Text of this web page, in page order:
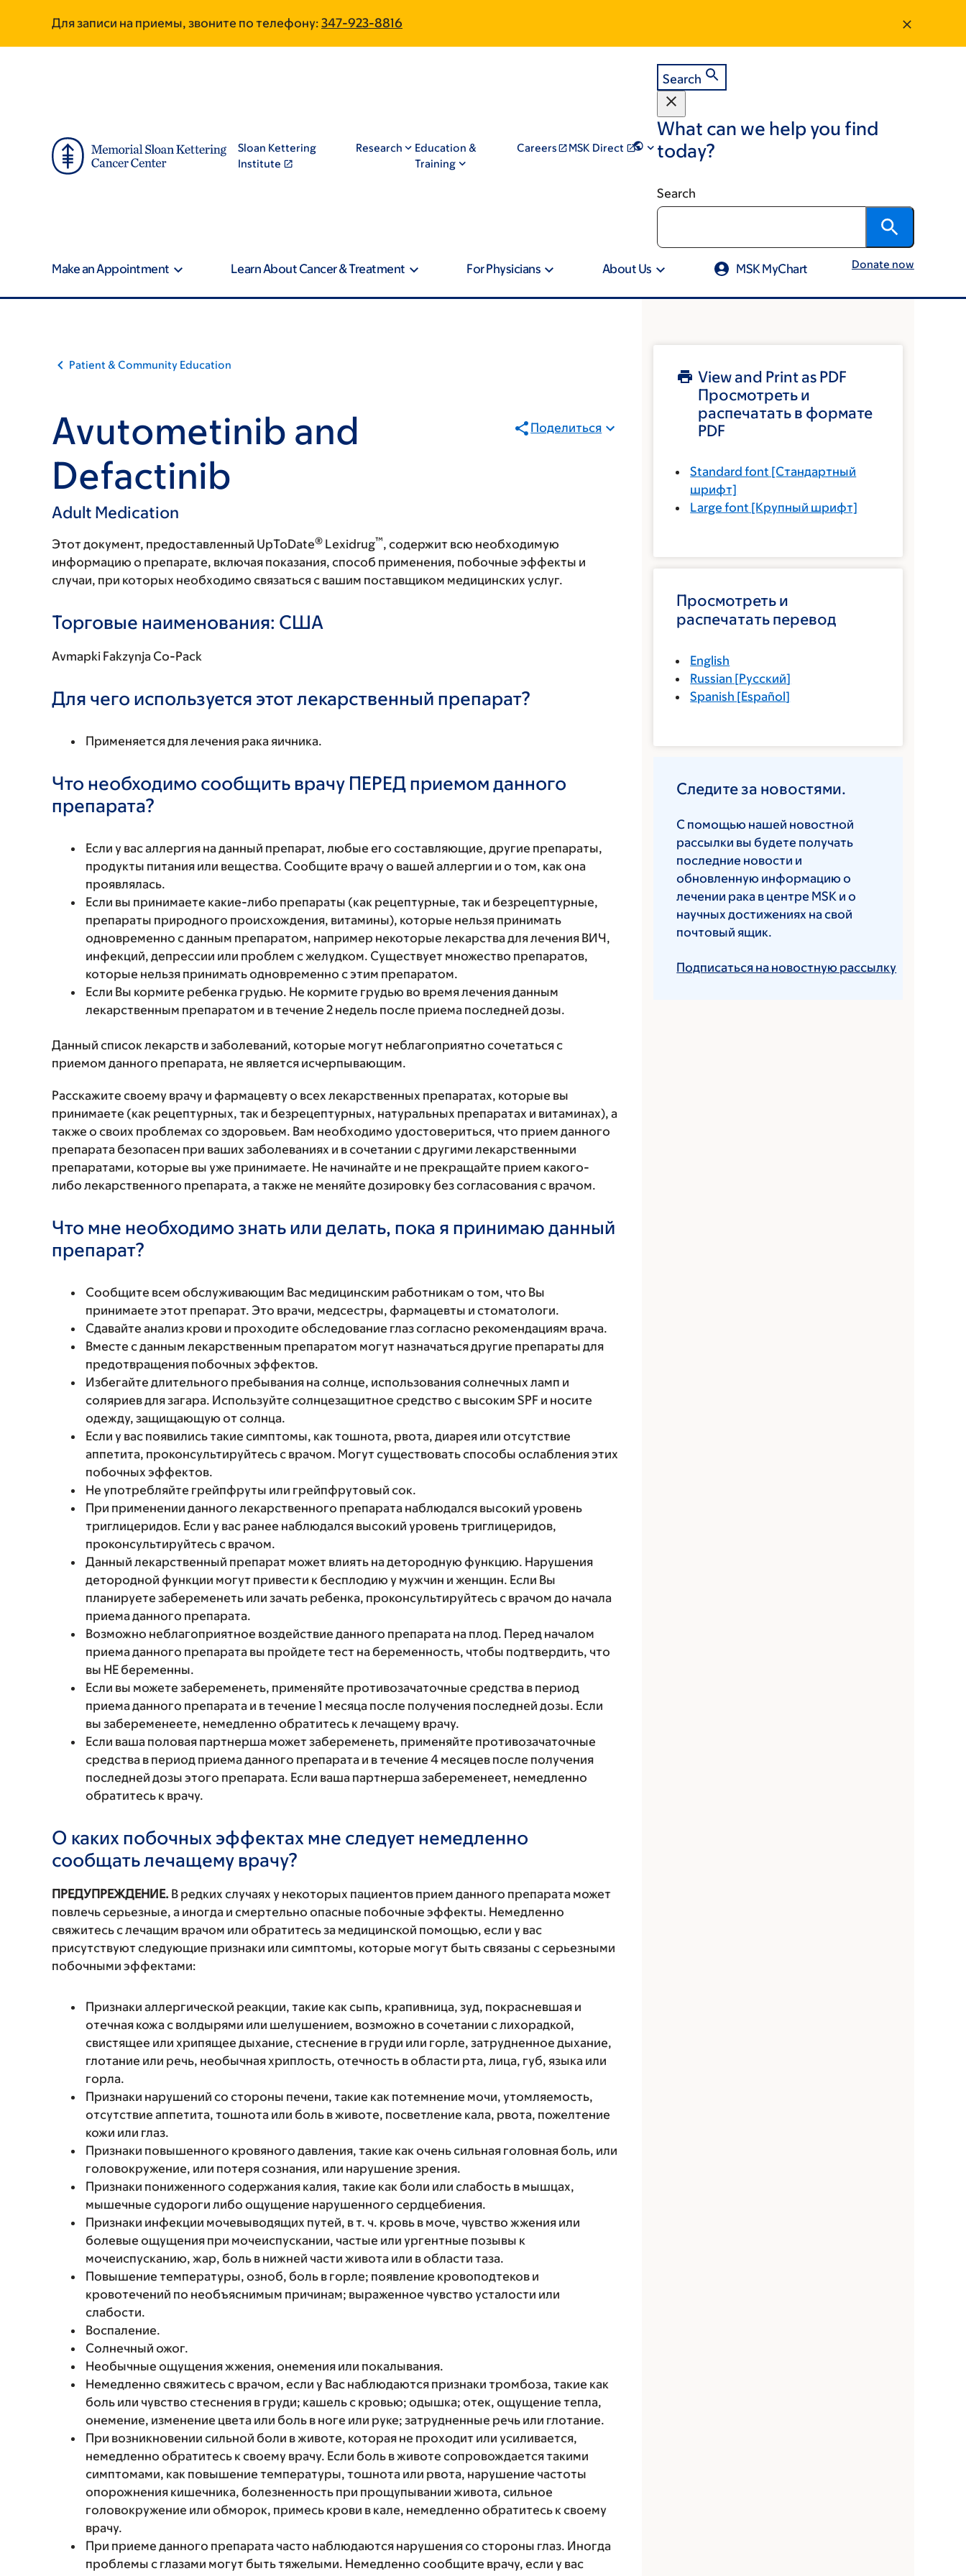
main
footer
Для записи на приемы, звоните по телефону: 347-923-8816
Sloan Kettering
Institute
Research
Education &
Training
Careers MSK Direct
Search
What can we help you find
today?
Search
Make an Appointment Learn About Cancer & Treatment For Physicians About Us MSK MyChart Donate now
Patient & Community Education
Avutometinib and
Defactinib
Adult Medication
Поделиться
Этот документ, предоставленный UpToDate® Lexidrug™, содержит всю необходимую
информацию о препарате, включая показания, способ применения, побочные эффекты и
случаи, при которых необходимо связаться с вашим поставщиком медицинских услуг.
Торговые наименования: США
Avmapki Fakzynja Co-Pack
Для чего используется этот лекарственный препарат?
Применяется для лечения рака яичника.
Что необходимо сообщить врачу ПЕРЕД приемом данного
препарата?
Если у вас аллергия на данный препарат, любые его составляющие, другие препараты,
продукты питания или вещества. Сообщите врачу о вашей аллергии и о том, как она
проявлялась.
Если вы принимаете какие-либо препараты (как рецептурные, так и безрецептурные,
препараты природного происхождения, витамины), которые нельзя принимать
одновременно с данным препаратом, например некоторые лекарства для лечения ВИЧ,
инфекций, депрессии или проблем с желудком. Существует множество препаратов,
которые нельзя принимать одновременно с этим препаратом.
Если Вы кормите ребенка грудью. Не кормите грудью во время лечения данным
лекарственным препаратом и в течение 2 недель после приема последней дозы.
Данный список лекарств и заболеваний, которые могут неблагоприятно сочетаться с
приемом данного препарата, не является исчерпывающим.
Расскажите своему врачу и фармацевту о всех лекарственных препаратах, которые вы
принимаете (как рецептурных, так и безрецептурных, натуральных препаратах и витаминах), а
также о своих проблемах со здоровьем. Вам необходимо удостовериться, что прием данного
препарата безопасен при ваших заболеваниях и в сочетании с другими лекарственными
препаратами, которые вы уже принимаете. Не начинайте и не прекращайте прием какого-
либо лекарственного препарата, а также не меняйте дозировку без согласования с врачом.
Что мне необходимо знать или делать, пока я принимаю данный
препарат?
Сообщите всем обслуживающим Вас медицинским работникам о том, что Вы
принимаете этот препарат. Это врачи, медсестры, фармацевты и стоматологи.
Сдавайте анализ крови и проходите обследование глаз согласно рекомендациям врача.
Вместе с данным лекарственным препаратом могут назначаться другие препараты для
предотвращения побочных эффектов.
Избегайте длительного пребывания на солнце, использования солнечных ламп и
соляриев для загара. Используйте солнцезащитное средство с высоким SPF и носите
одежду, защищающую от солнца.
Если у вас появились такие симптомы, как тошнота, рвота, диарея или отсутствие
аппетита, проконсультируйтесь с врачом. Могут существовать способы ослабления этих
побочных эффектов.
Не употребляйте грейпфруты или грейпфрутовый сок.
При применении данного лекарственного препарата наблюдался высокий уровень
триглицеридов. Если у вас ранее наблюдался высокий уровень триглицеридов,
проконсультируйтесь с врачом.
Данный лекарственный препарат может влиять на детородную функцию. Нарушения
детородной функции могут привести к бесплодию у мужчин и женщин. Если Вы
планируете забеременеть или зачать ребенка, проконсультируйтесь с врачом до начала
приема данного препарата.
Возможно неблагоприятное воздействие данного препарата на плод. Перед началом
приема данного препарата вы пройдете тест на беременность, чтобы подтвердить, что
вы НЕ беременны.
Если вы можете забеременеть, применяйте противозачаточные средства в период
приема данного препарата и в течение 1 месяца после получения последней дозы. Если
вы забеременеете, немедленно обратитесь к лечащему врачу.
Если ваша половая партнерша может забеременеть, применяйте противозачаточные
средства в период приема данного препарата и в течение 4 месяцев после получения
последней дозы этого препарата. Если ваша партнерша забеременеет, немедленно
обратитесь к врачу.
О каких побочных эффектах мне следует немедленно
сообщать лечащему врачу?
ПРЕДУПРЕЖДЕНИЕ. В редких случаях у некоторых пациентов прием данного препарата может
повлечь серьезные, а иногда и смертельно опасные побочные эффекты. Немедленно
свяжитесь с лечащим врачом или обратитесь за медицинской помощью, если у вас
присутствуют следующие признаки или симптомы, которые могут быть связаны с серьезными
побочными эффектами:
Признаки аллергической реакции, такие как сыпь, крапивница, зуд, покрасневшая и
отечная кожа с волдырями или шелушением, возможно в сочетании с лихорадкой,
свистящее или хрипящее дыхание, стеснение в груди или горле, затрудненное дыхание,
глотание или речь, необычная хриплость, отечность в области рта, лица, губ, языка или
горла.
Признаки нарушений со стороны печени, такие как потемнение мочи, утомляемость,
отсутствие аппетита, тошнота или боль в животе, посветление кала, рвота, пожелтение
кожи или глаз.
Признаки повышенного кровяного давления, такие как очень сильная головная боль, или
головокружение, или потеря сознания, или нарушение зрения.
Признаки пониженного содержания калия, такие как боли или слабость в мышцах,
мышечные судороги либо ощущение нарушенного сердцебиения.
Признаки инфекции мочевыводящих путей, в т. ч. кровь в моче, чувство жжения или
болевые ощущения при мочеиспускании, частые или ургентные позывы к
мочеиспусканию, жар, боль в нижней части живота или в области таза.
Повышение температуры, озноб, боль в горле; появление кровоподтеков и
кровотечений по необъяснимым причинам; выраженное чувство усталости или
слабости.
Воспаление.
Солнечный ожог.
Необычные ощущения жжения, онемения или покалывания.
Немедленно свяжитесь с врачом, если у Вас наблюдаются признаки тромбоза, такие как
боль или чувство стеснения в груди; кашель с кровью; одышка; отек, ощущение тепла,
онемение, изменение цвета или боль в ноге или руке; затрудненные речь или глотание.
При возникновении сильной боли в животе, которая не проходит или усиливается,
немедленно обратитесь к своему врачу. Если боль в животе сопровождается такими
симптомами, как повышение температуры, тошнота или рвота, нарушение частоты
опорожнения кишечника, болезненность при прощупывании живота, сильное
головокружение или обморок, примесь крови в кале, немедленно обратитесь к своему
врачу.
При приеме данного препарата часто наблюдаются нарушения со стороны глаз. Иногда
проблемы с глазами могут быть тяжелыми. Немедленно сообщите врачу, если у вас
View and Print as PDF
Просмотреть и
распечатать в формате
PDF
Standard font [Стандартный
шрифт]
Large font [Крупный шрифт]
Просмотреть и
распечатать перевод
English
Russian [Русский]
Spanish [Español]
Следите за новостями.
С помощью нашей новостной
рассылки вы будете получать
последние новости и
обновленную информацию о
лечении рака в центре MSK и о
научных достижениях на свой
почтовый ящик.
Подписаться на новостную рассылку